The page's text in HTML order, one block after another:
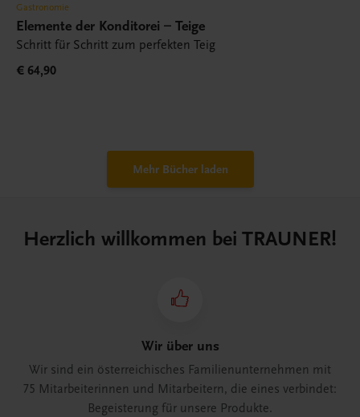
Gastronomie
Elemente der Konditorei – Teige
Schritt für Schritt zum perfekten Teig
€ 64,90
Mehr Bücher laden
Herzlich willkommen bei TRAUNER!
Wir über uns
Wir sind ein österreichisches Familienunternehmen mit
75 Mitarbeiterinnen und Mitarbeitern, die eines verbindet:
Begeisterung für unsere Produkte.